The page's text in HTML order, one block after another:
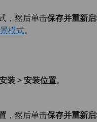
，然后单击保存并重新
模式。
装 > 安装位置。
，然后单击保存并重新